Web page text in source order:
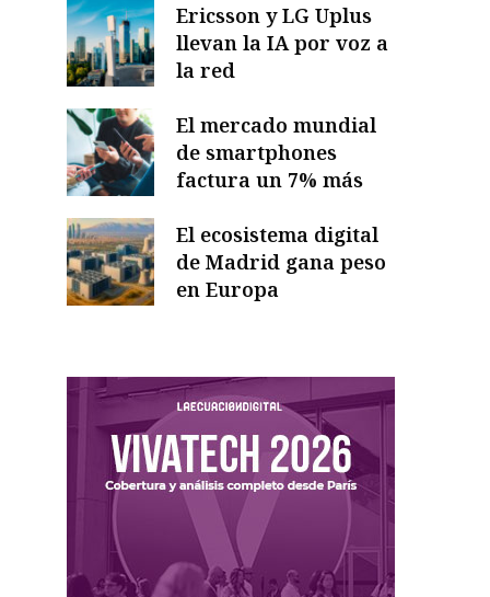
Ericsson y LG Uplus
llevan la IA por voz a
la red
El mercado mundial
de smartphones
factura un 7% más
El ecosistema digital
de Madrid gana peso
en Europa